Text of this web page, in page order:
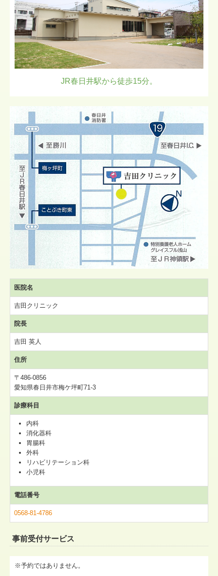
JR春日井駅から徒歩15分。
医院名
吉田クリニッ ク
院長
吉田 英人
住所
〒486-0856
愛知県春日井市梅ケ坪町71-3
診療科目
内科
消化器科
胃腸科
外科
リハビリテーション科
小児科
電話番号
0568-81-4786
事前受付サービス
※予約ではありません。